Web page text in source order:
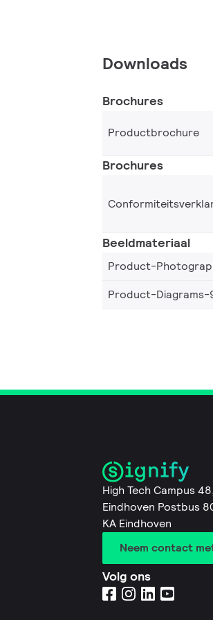
Downloads
Brochures
Productbrochure
Brochures
Beeldmateriaal
Product-
Product-Diagrams-
High Tech Campus
Eindhoven Postbus
KA Eindhoven
Neem contact
Volg ons